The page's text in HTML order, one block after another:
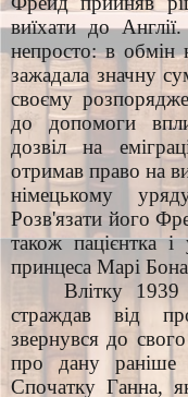
виїхати до
непросто: в обмін
зажадала значну
своєму
до допомоги
дозвіл на
отримав право на
німецькому
Розв'язати його
також пацієнтка
принцеса Марі
Влітку
страждав від
звернувся до
про дану раніше
Спочатку Ганна,